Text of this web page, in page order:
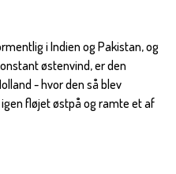
i Indien og Pakistan, og
østenvind, er den
- hvor den så blev
fløjet østpå og ramte et af